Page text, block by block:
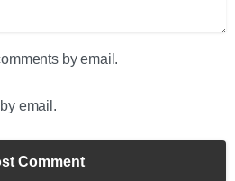
by email.
email.